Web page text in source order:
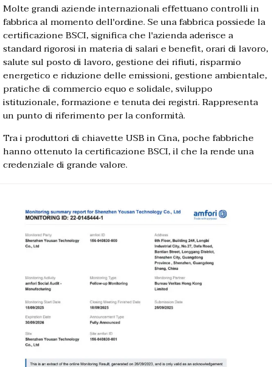
Molte grandi aziende internazionali effettuano controlli in
fabbrica al momento dell'ordine. Se una fabbrica possiede la
certificazione BSCI, significa che l'azienda aderisce a
standard rigorosi in materia di salari e benefit, orari di lavoro,
salute sul posto di lavoro, gestione dei rifiuti, risparmio
energetico e riduzione delle emissioni, gestione ambientale,
pratiche di commercio equo e solidale, sviluppo
istituzionale, formazione e tenuta dei registri. Rappresenta
un punto di riferimento per la conformità.
Tra i produttori di chiavette USB in Cina, poche fabbriche
hanno ottenuto la certificazione BSCI, il che la rende una
credenziale di grande valore.